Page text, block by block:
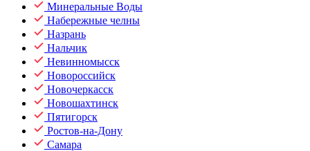
Минеральные Воды
Набережные челны
Назрань
Нальчик
Невинномысск
Новороссийск
Новочеркасск
Новошахтинск
Пятигорск
Ростов-на-Дону
Самара